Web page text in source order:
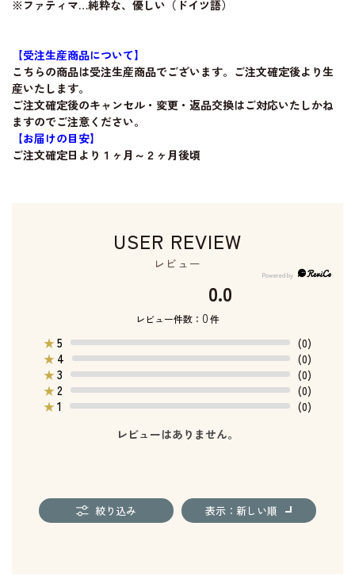
※ファティマ…純粋な、優しい（ドイツ語）
【受注生産商品について】
こちらの商品は受注生産商品でございます。ご注文確定後より生
産いたします。
ご注文確定後のキャンセル・変更・返品交換はご対応いたしかね
ますのでご注意ください。
【お届けの目安】
ご注文確定日より１ヶ月～２ヶ月後頃
USER REVIEW
レビュー
0.0
レビュー件数： 0件
★5
(0)
★ 4
(0)
★3
(0)
★2
(0)
★1
(0)
レビューはありません。
絞り込み 表示：新しい順